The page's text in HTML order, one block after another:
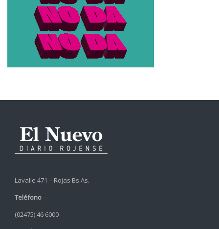
Lavalle 471 – Rojas Bs.As.
Teléfono
(02475) 46 6000